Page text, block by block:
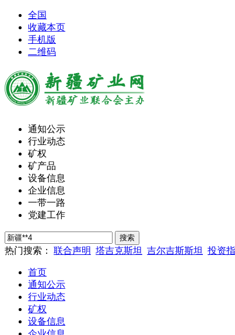
全国
收藏本页
手机版
二维码
通知公示
行业动态
矿权
矿产品
设备信息
企业信息
一带一路
党建工作
热门搜索： 联合声明 塔吉克斯坦 吉尔吉斯斯坦 投资
首页
通知公示
行业动态
矿权
设备信息